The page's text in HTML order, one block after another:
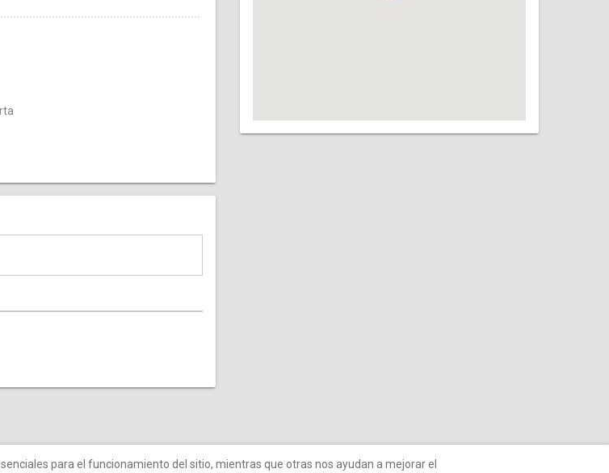
para el funcionamiento del sitio, mientras que otras nos ayudan a mejorar el